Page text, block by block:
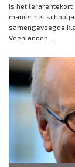
is het lerarentekort
manier het
samengevoegde
Veenlanden...